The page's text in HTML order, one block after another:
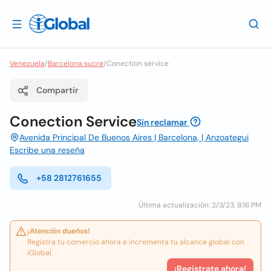
Venezuela/Barcelona sucre/Conection service
Compartir
Conection ServiceSin reclamar
Avenida Principal De Buenos Aires | Barcelona, | Anzoategui
Escribe una reseña
+58 2812761655
Última actualización: 2/3/23, 8:16 PM
¡Atención dueños!
Registra tu comercio ahora e incrementa tu alcance global con
iGlobal.
¡Registrate ahora!